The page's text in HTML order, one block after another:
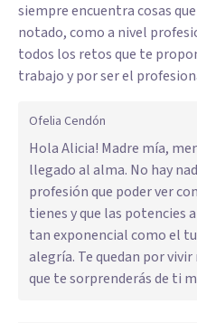
siempre encuentra cosas
notado, como a nivel
todos los retos que te
trabajo y por ser el
Ofelia Cendón
Hola Alicia! Madre mía,
llegado al alma. No hay
profesión que poder ver
tienes y que las potencies
tan exponencial como el
alegría. Te quedan por
que te sorprenderás de ti